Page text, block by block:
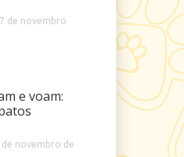
de novembro
e voam:
de novembro de